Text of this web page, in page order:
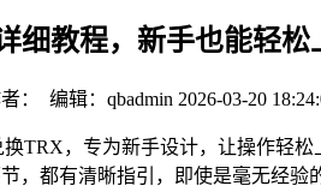
细教程，新手也能轻松
： 编辑：qbadmin 2026-03-20
TRX，专为新手设计，让操作轻
，都有清晰指引，即使是毫无经